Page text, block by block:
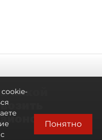
Понятно